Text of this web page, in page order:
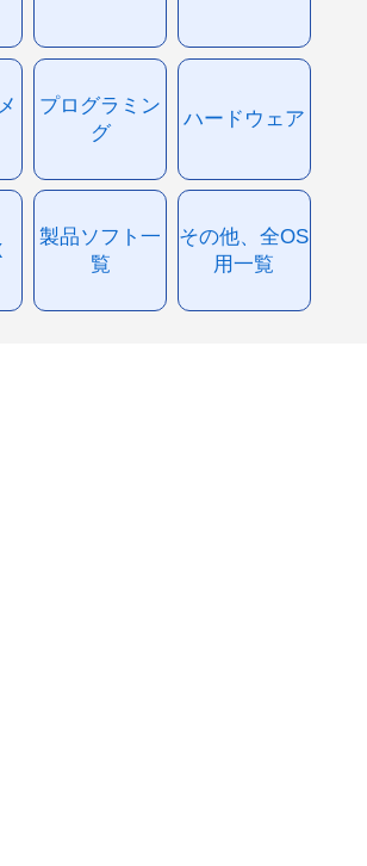
プログラミン
グ
ハードウェア
製品ソフト一
覧
その他、全OS
用一覧